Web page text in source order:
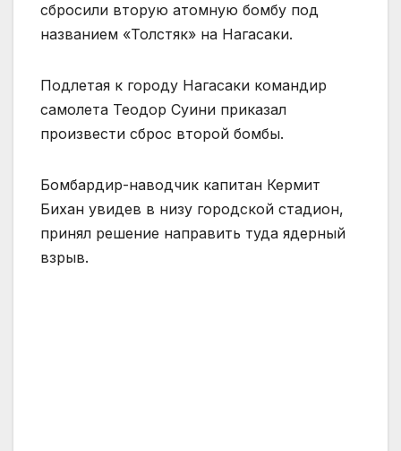
сбросили вторую атомную бомбу под
названием «Толстяк» на Нагасаки.
Подлетая к городу Нагасаки командир
самолета Теодор Суини приказал
произвести сброс второй бомбы.
Бомбардир-наводчик капитан Кермит
Бихан увидев в низу городской стадион,
принял решение направить туда ядерный
взрыв.